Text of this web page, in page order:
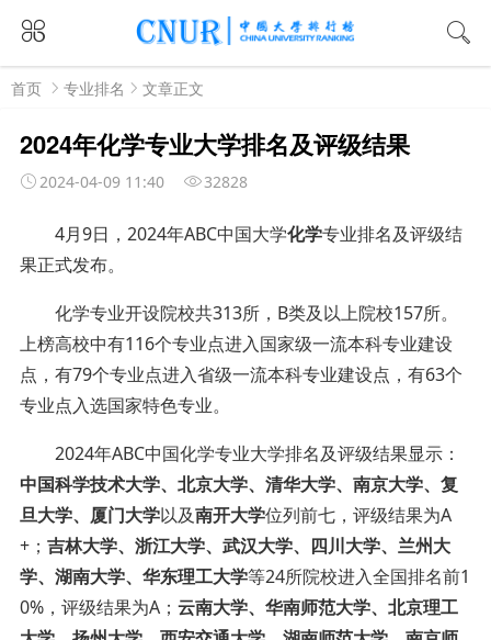
首页 专业排名 文章正文
2024年化学专业大学排名及评级结果
2024-04-09 11:40 32828
4月9日，2024年ABC中国大学化学专业排名及评级结
果正式发布。
化学专业开设院校共313所，B类及以上院校157所。
上榜高校中有116个专业点进入国家级一流本科专业建设
点，有79个专业点进入省级一流本科专业建设点，有63个
专业点入选国家特色专业。
2024年ABC中国化学专业大学排名及评级结果显示：
中国科学技术大学、北京大学、清华大学、南京大学、复
旦大学、厦门大学以及南开大学位列前七，评级结果为A
+； 吉林大学、浙江大学、武汉大学、四川大学、兰州大
学、湖南大学、华东理工大学等24所院校进入全国排名前1
0%，评级结果为A； 云南大学、华南师范大学、北京理工